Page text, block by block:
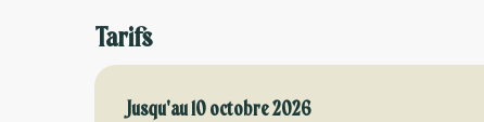
Tarifs
Du18 juin 2026au10 octobre 2026
Jusqu'au10 octobre 2026